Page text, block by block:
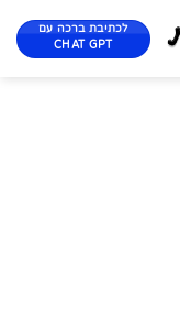
לכתיבת ברכה עם
CHAT GPT